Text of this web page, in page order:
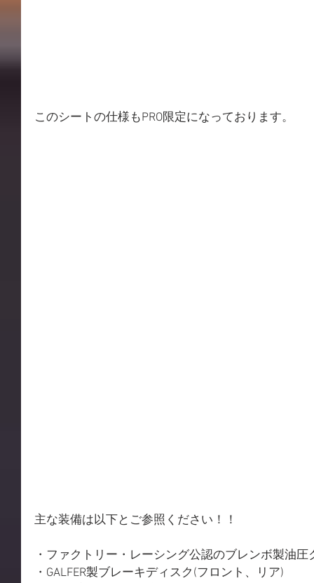
このシートの仕様もPRO限定になっております。
主な装備は以下とご参照ください！！
・ファクトリー・レーシング公認のブレンボ製油
・GALFER製ブレーキディスク(フロント、リア)